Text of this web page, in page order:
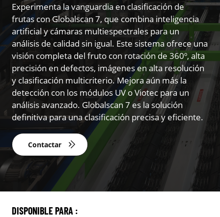
Experimenta la vanguardia en clasificación de
frutas con Globalscan 7, que combina inteligencia
artificial y cámaras multiespectrales para un
análisis de calidad sin igual. Este sistema ofrece una
visión completa del fruto con rotación de 360º, alta
precisión en defectos, imágenes en alta resolución
y clasificación multicriterio. Mejora aún más la
detección con los módulos UV o Viotec para un
análisis avanzado. Globalscan 7 es la solución
definitiva para una clasificación precisa y eficiente.
Contactar
DISPONIBLE PARA :